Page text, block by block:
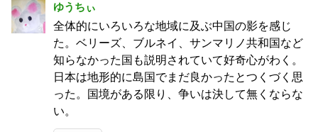
ゆうちぃ
全体的にいろいろな地域に及ぶ中国の影を感じ
た。ベリーズ、ブルネイ、サンマリノ共和国など
知らなかった国も説明されていて好奇心がわく。
日本は地形的に島国でまだ良かったとつくづく思
った。国境がある限り、争いは決して無くならな
い。